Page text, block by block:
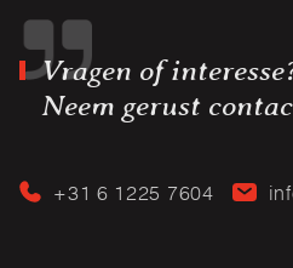
Vragen of
Neem gerust
+31 6 1225 7604